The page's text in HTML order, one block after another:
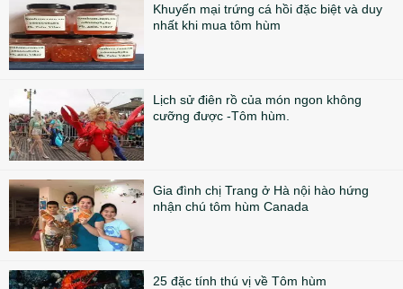
Khuyến mại trứng cá hồi đặc biệt và duy
nhất khi mua tôm hùm
Lịch sử điên rồ của món ngon không
cưỡng được -Tôm hùm.
Gia đình chị Trang ở Hà nội hào hứng
nhận chú tôm hùm Canada
25 đặc tính thú vị về Tôm hùm